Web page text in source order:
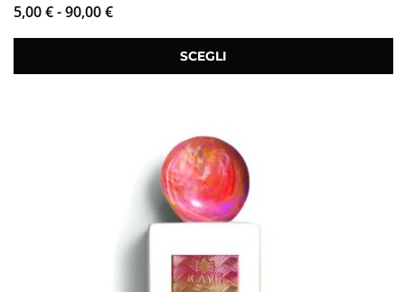
5,00€-90,00€
SCEGLI